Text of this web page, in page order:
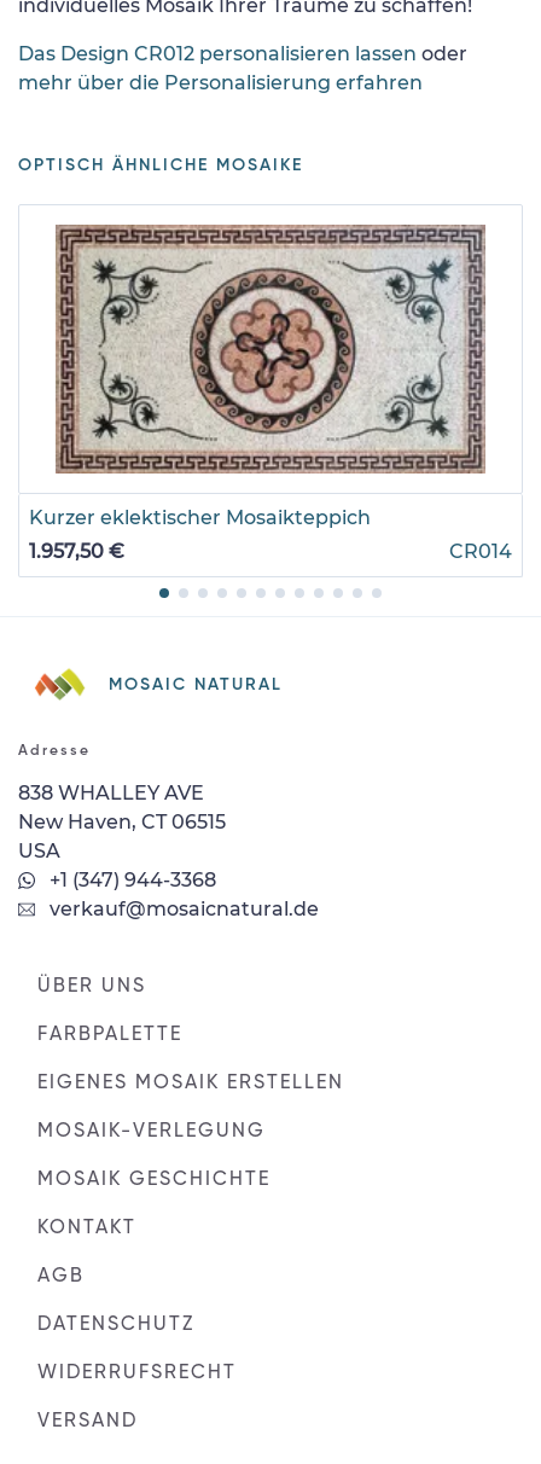
individuelles Mosaik Ihrer Träume zu schaffen!
Das Design CR012 personalisieren lassen oder
mehr über die Personalisierung erfahren
OPTISCH ÄHNLICHE MOSAIKE
Kurzer eklektischer Mosaikteppich
1.957,50 €
CR014
MOSAIC NATURAL
Adresse
838 WHALLEY AVE
New Haven, CT 06515
USA
+1 (347) 944-3368
verkauf@mosaicnatural.de
ÜBER UNS
FARBPALETTE
EIGENES MOSAIK ERSTELLEN
MOSAIK-VERLEGUNG
MOSAIK GESCHICHTE
KONTAKT
AGB
DATENSCHUTZ
WIDERRUFSRECHT
VERSAND